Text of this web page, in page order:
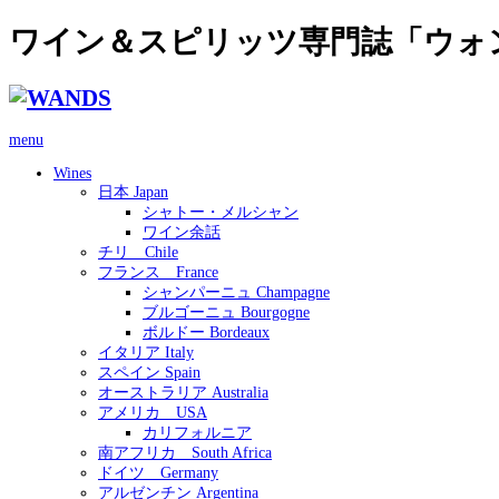
ワイン＆スピリッツ専門誌「ウォ
menu
Wines
日本 Japan
シャトー・メルシャン
ワイン余話
チリ Chile
フランス France
シャンパーニュ Champagne
ブルゴーニュ Bourgogne
ボルドー Bordeaux
イタリア Italy
スペイン Spain
オーストラリア Australia
アメリカ USA
カリフォルニア
南アフリカ South Africa
ドイツ Germany
アルゼンチン Argentina